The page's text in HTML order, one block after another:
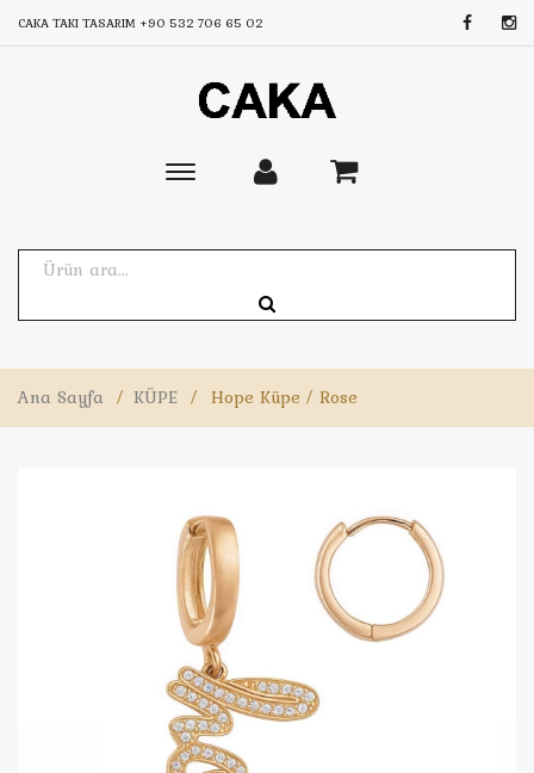
CAKA TAKI TASARIM +90 532 706 65 02
Toggle
Ana Sayfa / KÜPE / Hope Küpe / Rose